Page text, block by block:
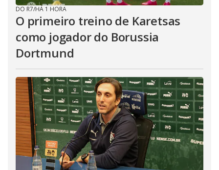
DO R7/HÁ 1 HORA
O primeiro treino de Karetsas
como jogador do Borussia
Dortmund